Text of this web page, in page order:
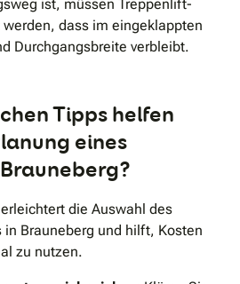
ist, müssen Treppenlift-
dass im eingeklappten
Durchgangsbreite verbleibt.
Tipps helfen
eines
die Auswahl des
Brauneberg und hilft, Kosten
zu nutzen.